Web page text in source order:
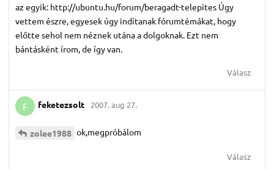
az egyik: http://ubuntu.hu/forum/beragadt-telepites Úgy
vettem észre, egyesek úgy indítanak fórumtémákat, hogy
előtte sehol nem néznek utána a dolgoknak. Ezt nem
bántásként írom, de így van.
Válasz
F feketezsolt 2007. aug 27.
zolee1988 ok,megpróbálom
Válasz